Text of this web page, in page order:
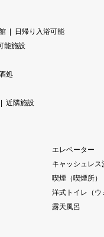
日帰り入浴可能
能施設
処
近隣施設
エレベーター
キャッシュレス
喫煙（喫煙所）
洋式トイレ（ウ
露天風呂